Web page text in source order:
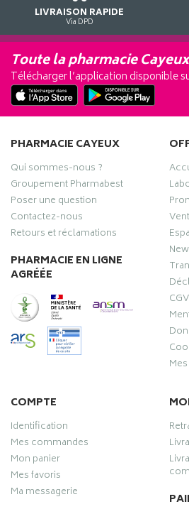
LIVRAISON RAPIDE
Via DPD
Toute la pharmacie
Télécharger l’application disponible
PHARMACIE CAYEUX
Qui sommes-nous ?
Groupement Pharmabest
Poser une question
Contactez-nous
Retours et réclamations
PHARMACIE EN LIGNE
AGRÉÉE
CGV
COMPTE
Identification
Mes commandes
Mon panier
Mes favoris
Ma messagerie